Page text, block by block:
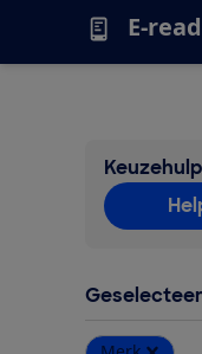
E-
Keuzehulp